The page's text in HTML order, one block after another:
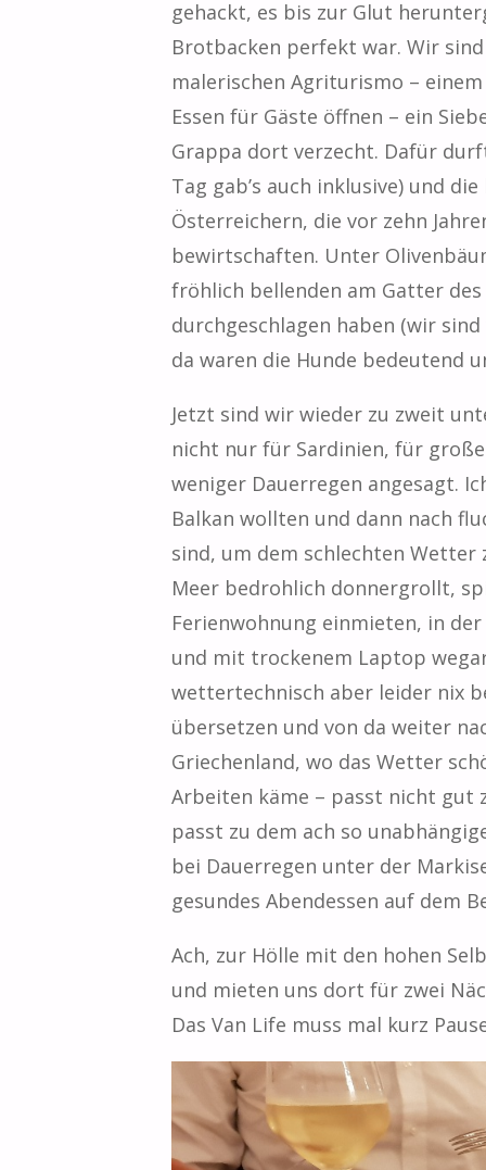
gehackt, es bis zur Glut
Brotbacken perfekt war. Wir
malerischen Agriturismo –
Essen für Gäste öffnen – ein
Grappa dort verzecht. Dafür
Tag gab’s auch inklusive) und
Österreichern, die vor zehn
bewirtschaften. Unter
fröhlich bellenden am Gatter
durchgeschlagen haben (wir
da waren die Hunde bedeutend
Jetzt sind wir wieder zu zweit
nicht nur für Sardinien, für
weniger Dauerregen angesagt.
Balkan wollten und dann nach
sind, um dem schlechten
Meer bedrohlich donnergrollt,
Ferienwohnung einmieten, in
und mit trockenem Laptop
wettertechnisch aber leider nix
übersetzen und von da weiter
Griechenland, wo das Wetter
Arbeiten käme – passt nicht gut
passt zu dem ach so
bei Dauerregen unter der
gesundes Abendessen auf dem
Ach, zur Hölle mit den hohen
und mieten uns dort für zwei
Das Van Life muss mal kurz